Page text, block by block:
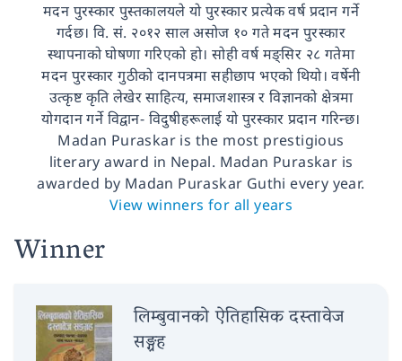
मदन पुरस्कार पुस्तकालयले यो पुरस्कार प्रत्येक वर्ष प्रदान गर्ने
गर्दछ। वि. सं. २०१२ साल असोज १० गते मदन पुरस्कार
स्थापनाको घोषणा गरिएको हो। सोही वर्ष मङ्सिर २८ गतेमा
मदन पुरस्कार गुठीको दानपत्रमा सहीछाप भएको थियो। वर्षेनी
उत्कृष्ट कृति लेखेर साहित्य, समाजशास्त्र र विज्ञानको क्षेत्रमा
योगदान गर्ने विद्वान- विदुषीहरूलाई यो पुरस्कार प्रदान गरिन्छ।
Madan Puraskar is the most prestigious
literary award in Nepal. Madan Puraskar is
awarded by Madan Puraskar Guthi every year.
View winners for all years
Winner
लिम्बुवानको ऐतिहासिक दस्तावेज
सङ्ग्रह